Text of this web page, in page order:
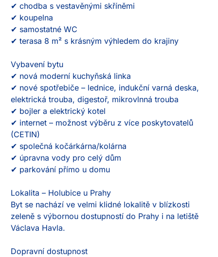
✔ chodba s vestavěnými skříněmi
✔ koupelna
✔ samostatné WC
✔ terasa 8 m² s krásným výhledem do krajiny
Vybavení bytu
✔ nová moderní kuchyňská linka
✔ nové spotřebiče – lednice, indukční varná deska,
elektrická trouba, digestoř, mikrovlnná trouba
✔ bojler a elektrický kotel
✔ internet – možnost výběru z více poskytovatelů
(CETIN)
✔ společná kočárkárna/kolárna
✔ úpravna vody pro celý dům
✔ parkování přímo u domu
Lokalita – Holubice u Prahy
Byt se nachází ve velmi klidné lokalitě v blízkosti
zeleně s výbornou dostupností do Prahy i na letiště
Václava Havla.
Dopravní dostupnost